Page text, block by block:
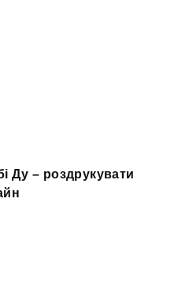
Ду – роздрукувати